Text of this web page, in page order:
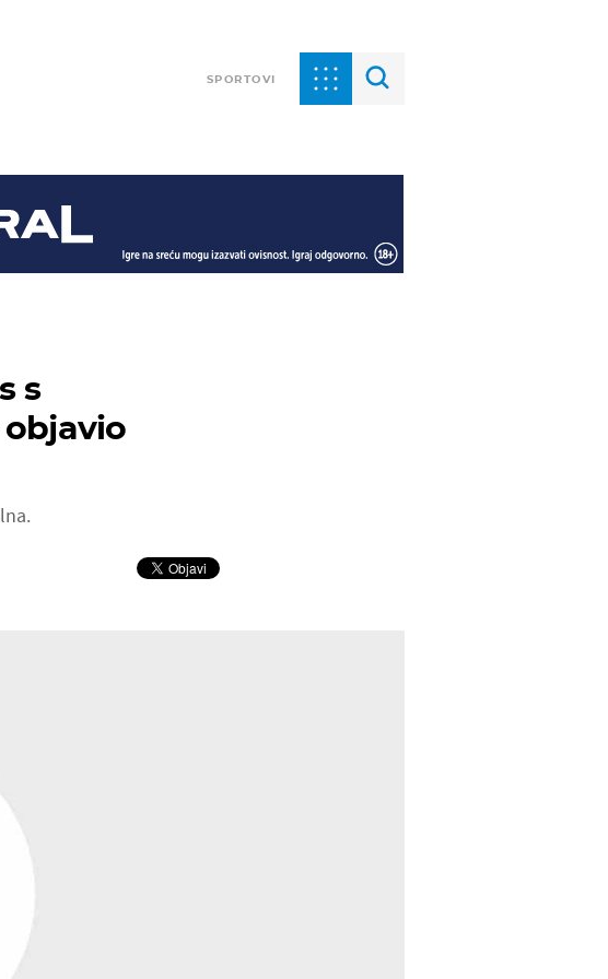
SPORTOVI
s